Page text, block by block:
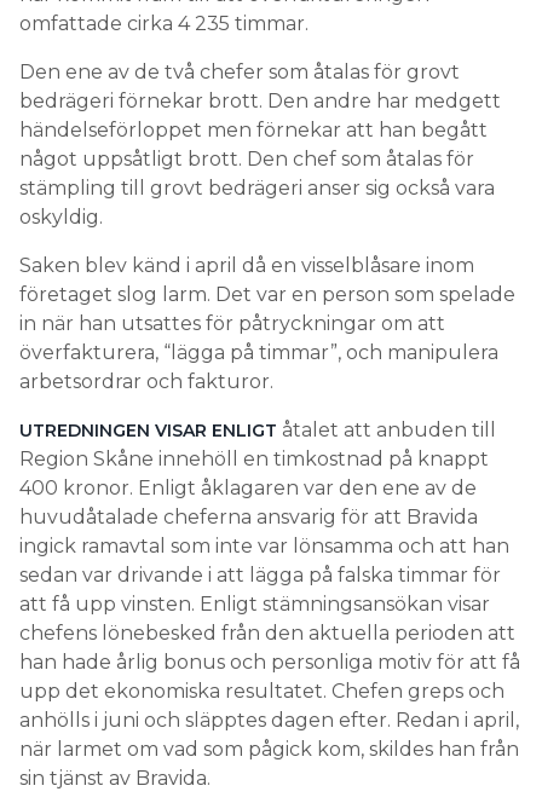
omfattade cirka 4 235 timmar.
Den ene av de två chefer som åtalas för grovt
bedrägeri förnekar brott. Den andre har medgett
händelseförloppet men förnekar att han begått
något uppsåtligt brott. Den chef som åtalas för
stämpling till grovt bedrägeri anser sig också vara
oskyldig.
Saken blev känd i april då en visselblåsare inom
företaget slog larm. Det var en person som spelade
in när han utsattes för påtryckningar om att
överfakturera, “lägga på timmar”, och manipulera
arbetsordrar och fakturor.
UTREDNINGEN VISAR ENLIGT åtalet att anbuden till
Region Skåne innehöll en timkostnad på knappt
400 kronor. Enligt åklagaren var den ene av de
huvudåtalade cheferna ansvarig för att Bravida
ingick ramavtal som inte var lönsamma och att han
sedan var drivande i att lägga på falska timmar för
att få upp vinsten. Enligt stämningsansökan visar
chefens lönebesked från den aktuella perioden att
han hade årlig bonus och personliga motiv för att få
upp det ekonomiska resultatet. Chefen greps och
anhölls i juni och släpptes dagen efter. Redan i april,
när larmet om vad som pågick kom, skildes han från
sin tjänst av Bravida.